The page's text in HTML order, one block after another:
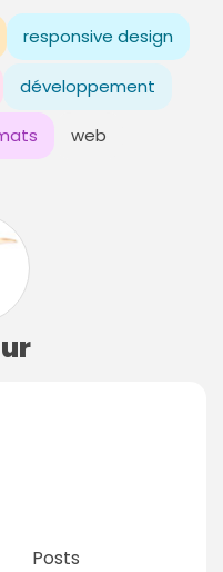
responsive design
développement
web
Posts